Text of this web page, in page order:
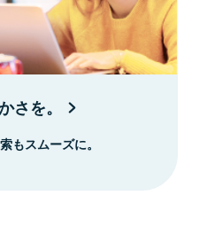
さを。
もスムーズに。